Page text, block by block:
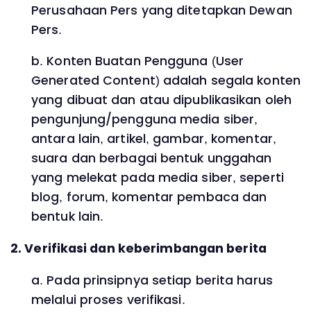
Perusahaan Pers yang ditetapkan Dewan
Pers.
b. Konten Buatan Pengguna (User
Generated Content) adalah segala konten
yang dibuat dan atau dipublikasikan oleh
pengunjung/pengguna media siber,
antara lain, artikel, gambar, komentar,
suara dan berbagai bentuk unggahan
yang melekat pada media siber, seperti
blog, forum, komentar pembaca dan
bentuk lain.
2. Verifikasi dan keberimbangan berita
a. Pada prinsipnya setiap berita harus
melalui proses verifikasi.